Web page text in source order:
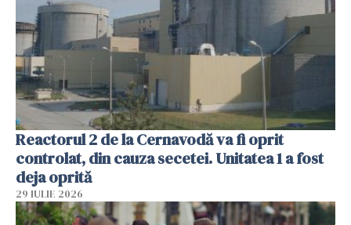
Reactorul 2 de la Cernavodă va fi oprit
controlat, din cauza secetei. Unitatea 1 a fost
deja oprită
29 IULIE 2026